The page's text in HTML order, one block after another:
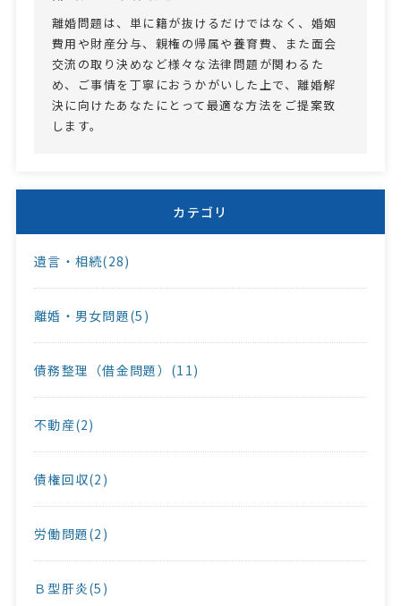
離婚問題は、単に籍が抜けるだけではなく、婚姻
費用や財産分与、親権の帰属や養育費、また面会
交流の取り決めなど様々な法律問題が関わるた
め、ご事情を丁寧におうかがいした上で、離婚解
決に向けたあなたにとって最適な方法をご提案致
します。
カテゴリ
遺言・相続(28)
離婚・男女問題(5)
債務整理（借金問題）(11)
不動産(2)
債権回収(2)
労働問題(2)
Ｂ型肝炎(5)